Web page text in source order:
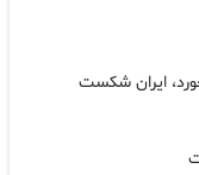
ایران شکست